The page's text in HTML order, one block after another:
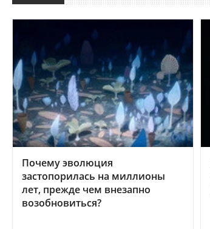
Почему эволюция
застопорилась на миллионы
лет, прежде чем внезапно
возобновиться?